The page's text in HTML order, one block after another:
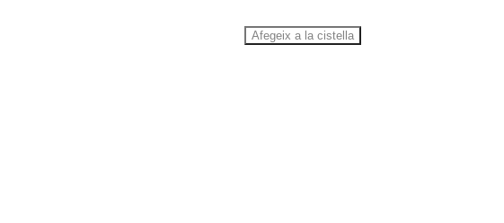
Afegeix a la cistella